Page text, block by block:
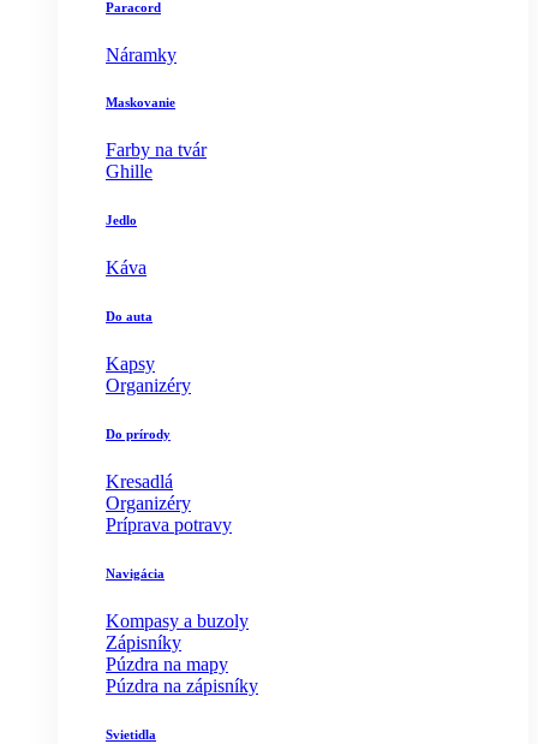
Paracord
Náramky
Maskovanie
Farby na tvár
Ghille
Jedlo
Káva
Do auta
Kapsy
Organizéry
Do prírody
Kresadlá
Organizéry
Príprava potravy
Navigácia
Kompasy a buzoly
Zápisníky
Púzdra na mapy
Púzdra na zápisníky
Svietidla